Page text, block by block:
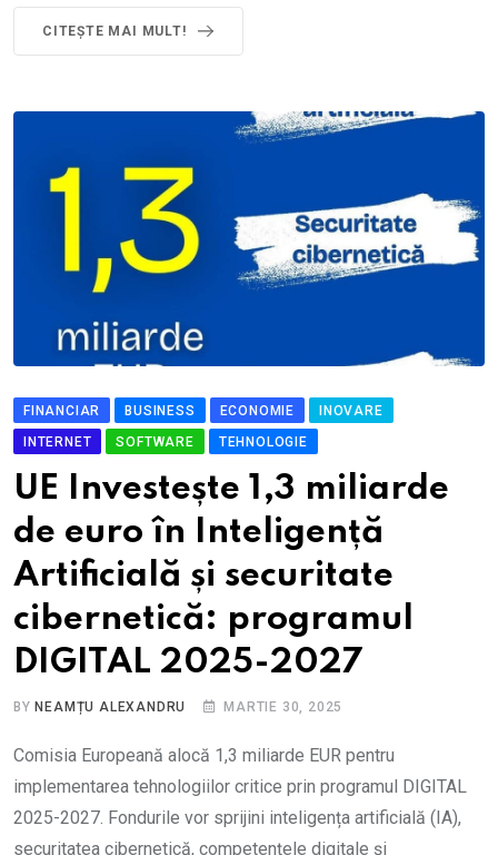
CITEȘTE MAI MULT!
FINANCIAR BUSINESS ECONOMIE
INOVARE
INTERNET
SOFTWARE TEHNOLOGIE
UE Investește 1,3 miliarde
de euro în Inteligență
Artificială și securitate
cibernetică: programul
DIGITAL 2025-2027
BY NEAMȚU ALEXANDRU MARTIE 30, 2025
Comisia Europeană alocă 1,3 miliarde EUR pentru
implementarea tehnologiilor critice prin programul DIGITAL
2025-2027. Fondurile vor sprijini inteligența artificială (IA),
securitatea cibernetică, competențele digitale și